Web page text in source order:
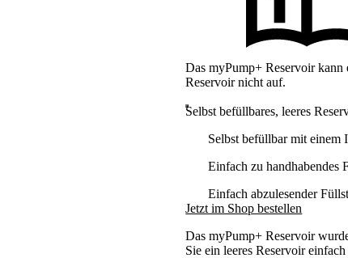
Das myPump+ Reservoir
Reservoir nicht auf.
Selbst befüllbares, leeres
Selbst befüllbar mit einem
Einfach zu handhabendes
Einfach abzulesender
Jetzt im Shop bestellen
Das myPump+ Reservoir
Sie ein leeres Reservoir